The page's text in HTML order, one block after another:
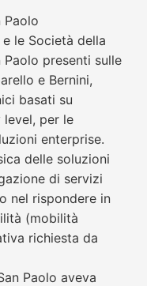
Paolo
le Società della
Paolo presenti sulle
e Bernini,
basati su
level, per le
enterprise.
delle soluzioni
di servizi
nel rispondere in
(mobilità
richiesta da
Paolo aveva